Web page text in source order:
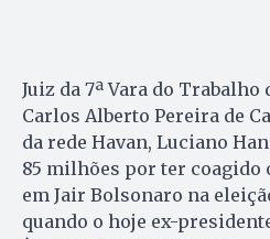
Juiz da 7ª Vara do
Carlos Alberto Pereira de
da rede Havan, Luciano
85 milhões por ter coagido
em Jair Bolsonaro na
quando o hoje ex-